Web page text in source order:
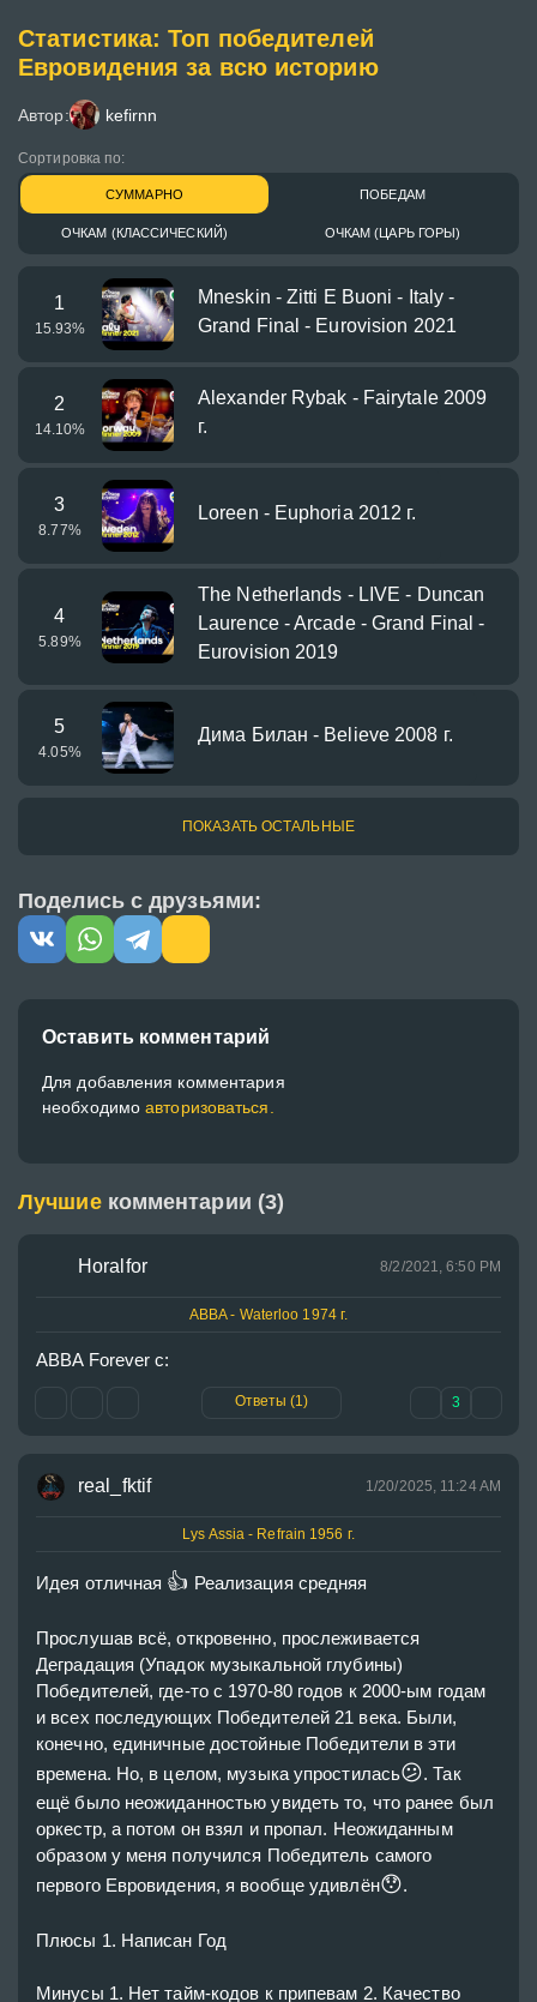
Статистика: Топ победителей
Евровидения за всю историю
Автор: kefirnn
Сортировка по:
СУММАРНО ПОБЕДАМ
ОЧКАМ (КЛАССИЧЕСКИЙ) ОЧКАМ (ЦАРЬ ГОРЫ)
1
15.93%
Mneskin - Zitti E Buoni - Italy -
Grand Final - Eurovision 2021
2
14.10%
Alexander Rybak - Fairytale 2009
г.
3
8.77%
Loreen - Euphoria 2012 г.
4
5.89%
The Netherlands - LIVE - Duncan
Laurence - Arcade - Grand Final -
Eurovision 2019
5
4.05%
Дима Билан - Believe 2008 г.
ПОКАЗАТЬ ОСТАЛЬНЫЕ
Поделись с друзьями:
Оставить комментарий
Для добавления комментария
необходимоавторизоваться.
Лучшие комментарии (3)
Horalfor 8/2/2021, 6:50 PM
ABBA - Waterloo 1974 г.
ABBA Forever c:
Ответы (1) 3
real_fktif 1/20/2025, 11:24 AM
Lys Assia - Refrain 1956 г.
Идея отличная 👍 Реализация средняя
Прослушав всё, откровенно, прослеживается
Деградация (Упадок музыкальной глубины)
Победителей, где-то с 1970-80 годов к 2000-ым годам
и всех последующих Победителей 21 века. Были,
конечно, единичные достойные Победители в эти
времена. Но, в целом, музыка упростилась😕. Так
ещё было неожиданностью увидеть то, что ранее был
оркестр, а потом он взял и пропал. Неожиданным
образом у меня получился Победитель самого
первого Евровидения, я вообще удивлён😯.
Плюсы 1. Написан Год
Минусы 1. Нет тайм-кодов к припевам 2. Качество